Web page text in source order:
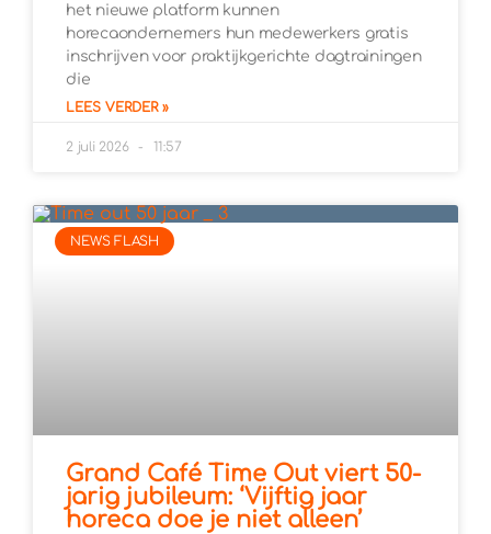
het nieuwe platform kunnen
horecaondernemers hun medewerkers gratis
inschrijven voor praktijkgerichte dagtrainingen
die
LEES VERDER »
2 juli 2026 11:57
NEWS FLASH
Grand Café Time Out viert 50-
jarig jubileum: ‘Vijftig jaar
horeca doe je niet alleen’